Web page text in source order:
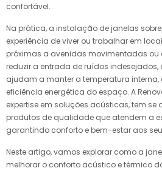
confortável.
Na prática, a instalação de janelas
experiência de viver ou trabalhar em
próximas a avenidas movimentadas ou
reduzir a entrada de ruídos
ajudam a manter a temperatura
eficiência energética do espaço. A
expertise em soluções acústicas, tem se
produtos de qualidade que atendem a
garantindo conforto e bem-estar aos
Neste artigo, vamos explorar como a
melhorar o conforto acústico e térmico